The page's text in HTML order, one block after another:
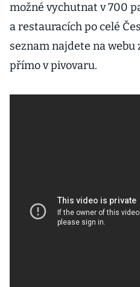
možné vychutnat v 700
a restauracích po celé
seznam najdete na webu
přímo v pivovaru.